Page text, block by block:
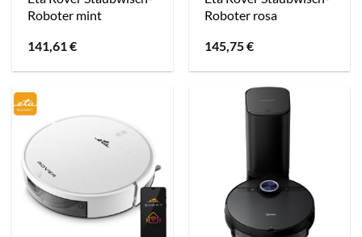
Roboter mint
141,61€
Roboter rosa
145,75€